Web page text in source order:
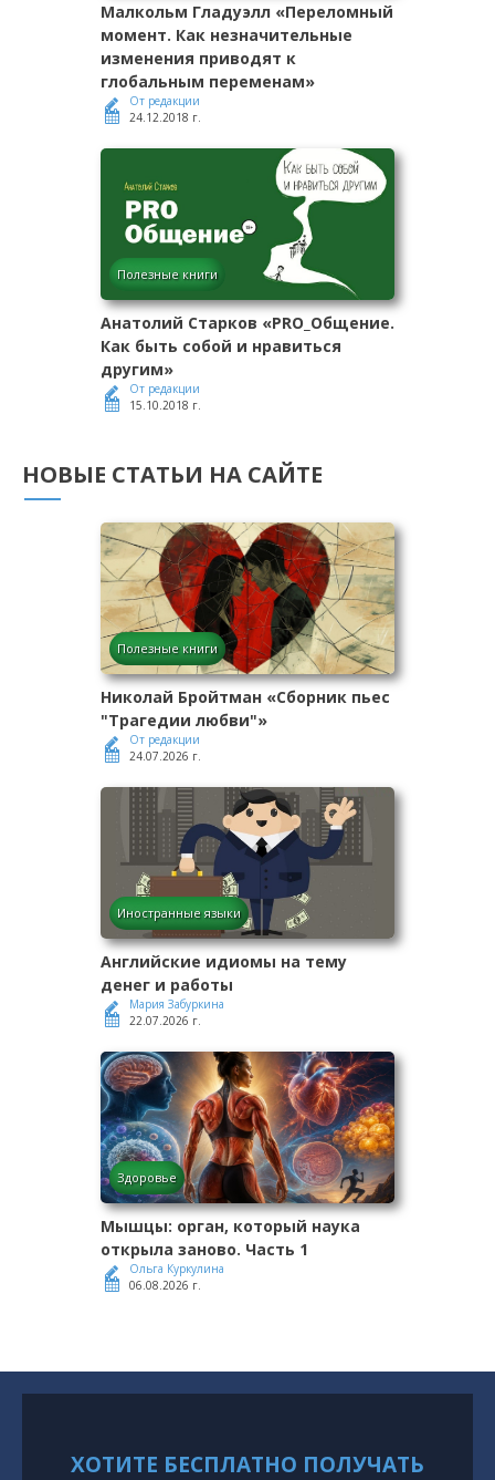
Малкольм Гладуэлл «Переломный
момент. Как незначительные
изменения приводят к
глобальным переменам»
От редакции
24.12.2018 г.
Полезные книги
Анатолий Старков «PRO_Общение.
Как быть собой и нравиться
другим»
От редакции
15.10.2018 г.
НОВЫЕ СТАТЬИ НА САЙТЕ
Полезные книги
Николай Бройтман «Сборник пьес
"Трагедии любви"»
От редакции
24.07.2026 г.
Иностранные языки
Английские идиомы на тему
денег и работы
Мария Забуркина
22.07.2026 г.
Здоровье
Мышцы: орган, который наука
открыла заново. Часть 1
Ольга Куркулина
06.08.2026 г.
ХОТИТЕ БЕСПЛАТНО ПОЛУЧАТЬ